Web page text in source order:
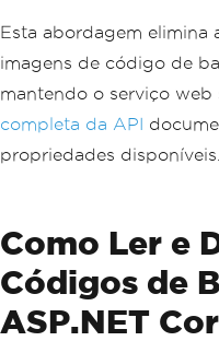
Esta abordagem elimina
imagens de código de
mantendo o serviço web
completa da API
propriedades disponíveis.
Como Ler e
Códigos de
ASP.NET